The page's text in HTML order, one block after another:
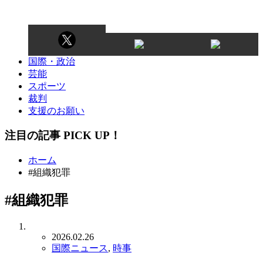
国際・政治
芸能
スポーツ
裁判
支援のお願い
注目の記事 PICK UP！
ホーム
#組織犯罪
#組織犯罪
2026.02.26
国際ニュース, 時事